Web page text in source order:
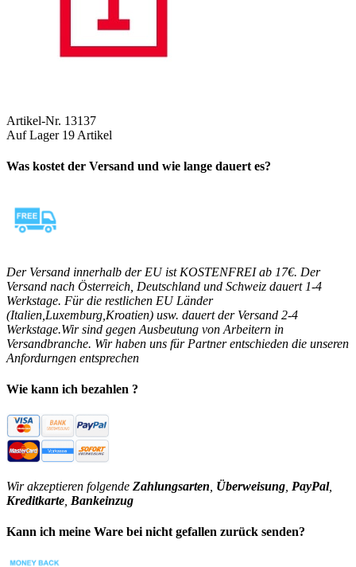
Artikel-Nr. 13137
Auf Lager 19 Artikel
Was kostet der Versand und wie lange dauert es?
Der Versand innerhalb der EU ist KOSTENFREI ab 17€. Der
Versand nach Österreich, Deutschland und Schweiz dauert 1-4
Werkstage. Für die restlichen EU Länder
(Italien,Luxemburg,Kroatien) usw. dauert der Versand 2-4
Werkstage.Wir sind gegen Ausbeutung von Arbeitern in
Versandbranche. Wir haben uns für Partner entschieden die unseren
Anfordurngen entsprechen
Wie kann ich bezahlen ?
Wir akzeptieren folgende Zahlungsarten Überweisung PayPal,
Kreditkarte Bankeinzug
Kann ich meine Ware bei nicht gefallen zurück senden?